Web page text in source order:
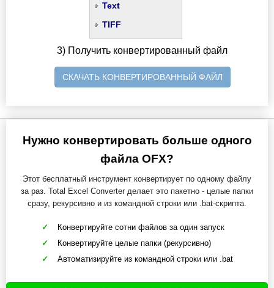
Text
TIFF
3) Получить конвертированный файл
СКАЧАТЬ КОНВЕРТИРОВАННЫЙ ФАЙЛ
Нужно конвертировать больше одного
файла OFX?
Этот бесплатный инструмент конвертирует по одному файлу
за раз. Total Excel Converter делает это пакетно - целые папки
сразу, рекурсивно и из командной строки или .bat-скрипта.
Конвертируйте сотни файлов за один запуск
Конвертируйте целые папки (рекурсивно)
Автоматизируйте из командной строки или .bat